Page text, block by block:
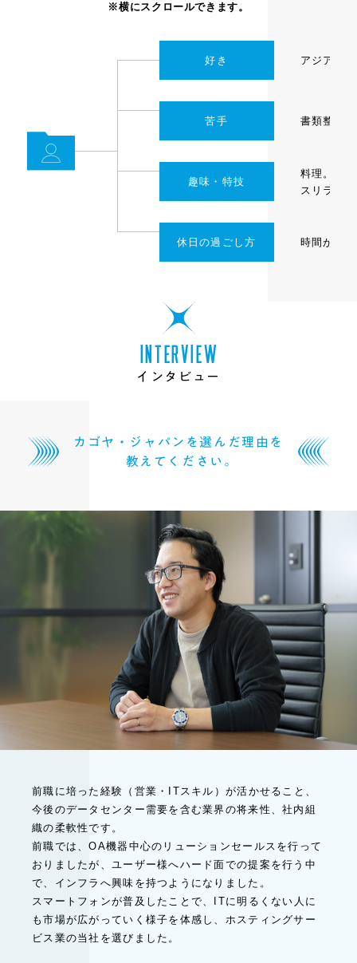
※横にスクロールできます。
好き アジア料
苦手 書類整理
趣味・特技
料理。
スリラン
休日の過ごし方 時間があ
N ERV EW
イ ン タ ビ ュ ー
カゴヤ・ジャパンを選んだ理由を
教えてください｡
前職に培った経験（営業・ITスキル）が活かせること、
今後のデータセンター需要を含む業界の将来性、社内組
織の柔軟性です。
前職では、OA機器中心のリューションセールスを行って
おりましたが、ユーザー様へハード面での提案を行う中
で、インフラへ興味を持つようになりました。
スマートフォンが普及したことで、ITに明るくない人に
も市場が広がっていく様子を体感し、ホスティングサー
ビス業の当社を選びました。